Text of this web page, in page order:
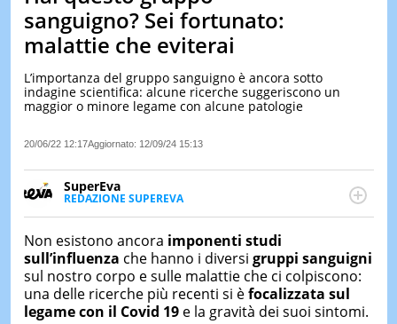
DI
sanguigno? Sei fortunato:
malattie che eviterai
L’importanza del gruppo sanguigno è ancora sotto
indagine scientifica: alcune ricerche suggeriscono un
maggior o minore legame con alcune patologie
20/06/22 12:17Aggiornato: 12/09/24 15:13
SuperEva
REDAZIONE SUPEREVA
SuperEva è il magazine di Italiaonline dedicato a
trend, curiosità, entertainment e “feel-good news”.
Pensato per tutti ma soprattutto per la GenZ, molto
“social” e sempre in cerca di notizie originali. Dalle
tendenze del momento ai fatti più strani alle
scoperte più divertenti: mille storie da scoprire ogni
giorno”
Non esistono ancora imponenti studi
sull’influenza che hanno i diversi gruppi sanguigni
sul nostro corpo e sulle malattie che ci colpiscono:
una delle ricerche più recenti si èfocalizzata sul
legame con il Covid 19e la gravità dei suoi sintomi.